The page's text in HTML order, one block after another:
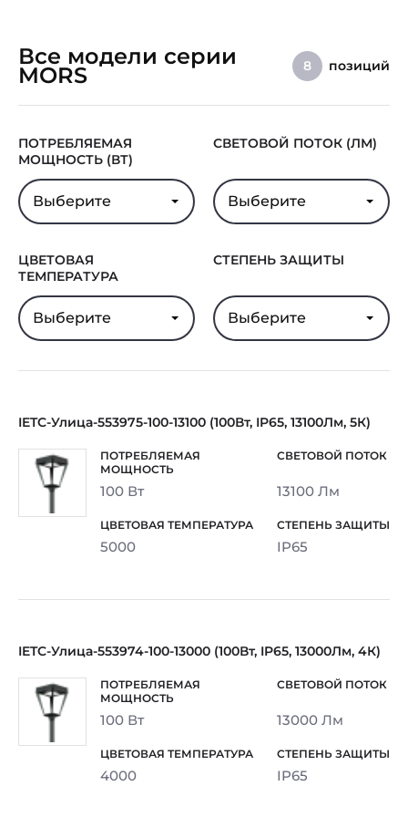
Все модели серии
MORS 8 позиций
ПОТРЕБЛЯЕМАЯ
МОЩНОСТЬ (ВТ)
Выберите
СВЕТОВОЙ ПОТОК (ЛМ)
Выберите
ЦВЕТОВАЯ
ТЕМПЕРАТУРА
Выберите
СТЕПЕНЬ ЗАЩИТЫ
Выберите
IETC-Улица-553975-100-13100 (100Вт, IP65, 13100Лм, 5К)
100 Вт 13100 Лм
5000 IP65
IETC-Улица-553974-100-13000 (100Вт, IP65, 13000Лм, 4К)
100 Вт 13000 Лм
4000 IP65